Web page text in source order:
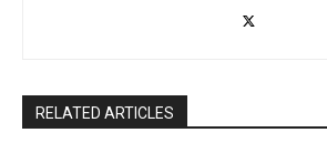
RELATED ARTICLES